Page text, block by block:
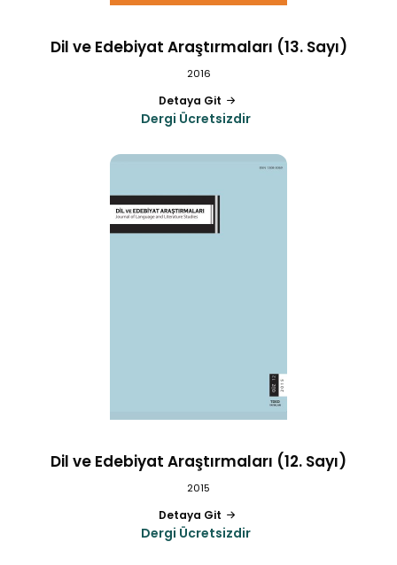
Dil ve Edebiyat Araştırmaları (13. Sayı)
2016
Detaya Git
Dergi Ücretsizdir
Dil ve Edebiyat Araştırmaları (12. Sayı)
2015
Detaya Git
Dergi Ücretsizdir